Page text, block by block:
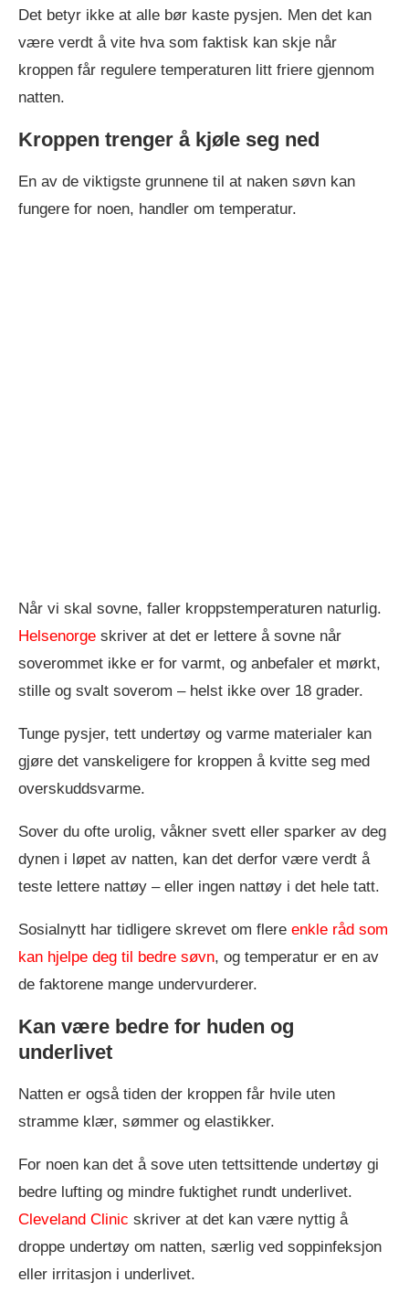
Det betyr ikke at alle bør kaste pysjen. Men det kan
være verdt å vite hva som faktisk kan skje når
kroppen får regulere temperaturen litt friere gjennom
natten.
Kroppen trenger å kjøle seg ned
En av de viktigste grunnene til at naken søvn kan
fungere for noen, handler om temperatur.
Når vi skal sovne, faller kroppstemperaturen naturlig.
Helsenorge skriver at det er lettere å sovne når
soverommet ikke er for varmt, og anbefaler et mørkt,
stille og svalt soverom – helst ikke over 18 grader.
Tunge pysjer, tett undertøy og varme materialer kan
gjøre det vanskeligere for kroppen å kvitte seg med
overskuddsvarme.
Sover du ofte urolig, våkner svett eller sparker av deg
dynen i løpet av natten, kan det derfor være verdt å
teste lettere nattøy – eller ingen nattøy i det hele tatt.
Sosialnytt har tidligere skrevet om flere enkle råd som
kan hjelpe deg til bedre søvn, og temperatur er en av
de faktorene mange undervurderer.
Kan være bedre for huden og
underlivet
Natten er også tiden der kroppen får hvile uten
stramme klær, sømmer og elastikker.
For noen kan det å sove uten tettsittende undertøy gi
bedre lufting og mindre fuktighet rundt underlivet.
Cleveland Clinic skriver at det kan være nyttig å
droppe undertøy om natten, særlig ved soppinfeksjon
eller irritasjon i underlivet.